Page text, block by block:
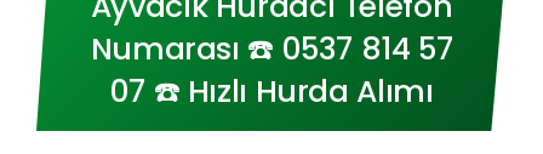
Hurda Fiyatları
Hizmet Bölgeleri
Numarası ☎️ 0537 814 57
07 ☎️ Hızlı Hurda Alımı